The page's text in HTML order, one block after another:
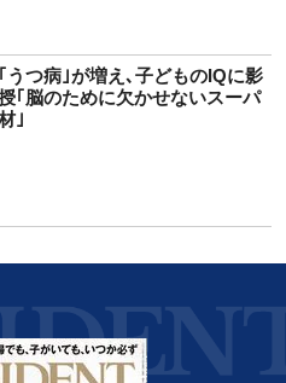
うつ病｣が増え､子どものIQに影
｢脳のために欠かせないスーパ
｣